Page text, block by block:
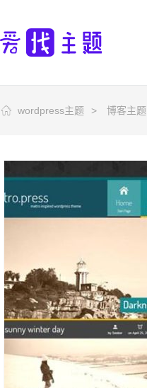
wordpress主题 > 博客主题